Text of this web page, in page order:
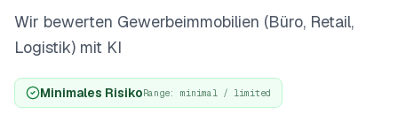
Wir bewerten Gewerbeimmobilien (Büro, Retail,
Logistik) mit KI
Minimales RisikoRange: minimal / limited